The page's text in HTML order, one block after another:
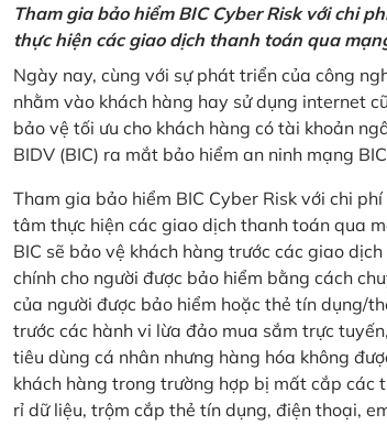
Tham gia bảo hiểm BIC Cyber Risk với chi
thực hiện các giao dịch thanh toán qua
Ngày nay, cùng với sự phát triển của công
nhằm vào khách hàng hay sử dụng internet
bảo vệ tối ưu cho khách hàng có tài khoản
BIDV (BIC) ra mắt bảo hiểm an ninh mạng
Tham gia bảo hiểm BIC Cyber Risk với chi phí
tâm thực hiện các giao dịch thanh toán qua
BIC sẽ bảo vệ khách hàng trước các giao
chính cho người được bảo hiểm bằng cách
của người được bảo hiểm hoặc thẻ tín dụng/
trước các hành vi lừa đảo mua sắm trực
tiêu dùng cá nhân nhưng hàng hóa không
khách hàng trong trường hợp bị mất cắp
rỉ dữ liệu, trộm cắp thẻ tín dụng, điện thoại,